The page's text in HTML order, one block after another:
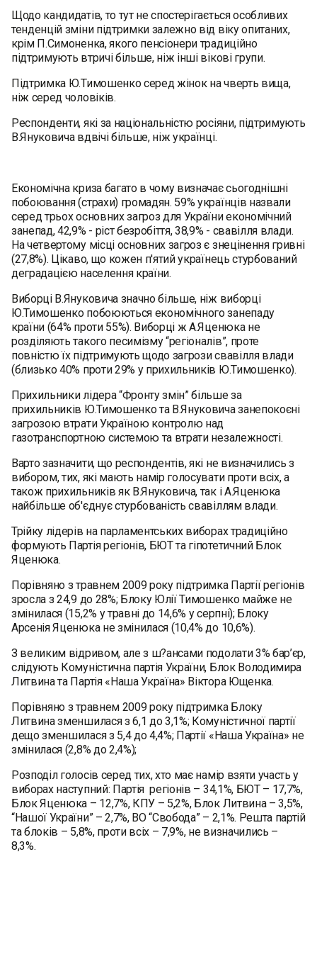
Щодо кандидатів, то тут не спостерігається особливих
тенденцій зміни підтримки залежно від віку опитаних,
крім П.Симоненка, якого пенсіонери традиційно
підтримують втричі більше, ніж інші вікові групи.
Підтримка Ю.Тимошенко серед жінок на чверть вища,
ніж серед чоловіків.
Респонденти, які за національністю росіяни, підтримують
В.Януковича вдвічі більше, ніж українці.
Економічна криза багато в чому визначає сьогоднішні
побоювання (страхи) громадян. 59% українців назвали
серед трьох основних загроз для України економічний
занепад, 42,9% - ріст безробіття, 38,9% - свавілля влади.
На четвертому місці основних загроз є знецінення гривні
(27,8%). Цікаво, що кожен п'ятий українець стурбований
деградацією населення країни.
Виборці В.Януковича значно більше, ніж виборці
Ю.Тимошенко побоюються економічного занепаду
країни (64% проти 55%). Виборці ж А.Яценюка не
розділяють такого песимізму “регіоналів”, проте
повністю їх підтримують щодо загрози свавілля влади
(близько 40% проти 29% у прихильників Ю.Тимошенко).
Прихильники лідера “Фронту змін” більше за
прихильників Ю.Тимошенко та В.Януковича занепокоєні
загрозою втрати Україною контролю над
газотранспортною системою та втрати незалежності.
Варто зазначити, що респондентів, які не визначились з
вибором, тих, які мають намір голосувати проти всіх, а
також прихильників як В.Януковича, так і А.Яценюка
найбільше об'єднує стурбованість свавіллям влади.
Трійку лідерів на парламентських виборах традиційно
формують Партія регіонів, БЮТ та гіпотетичний Блок
Яценюка.
Порівняно з травнем 2009 року підтримка Партії регіонів
зросла з 24,9 до 28%; Блоку Юлії Тимошенко майже не
змінилася (15,2% у травні до 14,6% у серпні); Блоку
Арсенія Яценюка не змінилася (10,4% до 10,6%).
З великим відривом, але з ш?ансами подолати 3% бар’єр,
слідують Комуністична партія України, Блок Володимира
Литвина та Партія «Наша Україна» Віктора Ющенка.
Порівняно з травнем 2009 року підтримка Блоку
Литвина зменшилася з 6,1 до 3,1%; Комуністичної партії
дещо зменшилася з 5,4 до 4,4%; Партії «Наша Україна» не
змінилася (2,8% до 2,4%);
Розподіл голосів серед тих, хто має намір взяти участь у
виборах наступний: Партія регіонів – 34,1%, БЮТ – 17,7%,
Блок Яценюка – 12,7%, КПУ – 5,2%, Блок Литвина – 3,5%,
“Нашої України” – 2,7%, ВО “Свобода” – 2,1%. Решта партій
та блоків – 5,8%, проти всіх – 7,9%, не визначились –
8,3%.